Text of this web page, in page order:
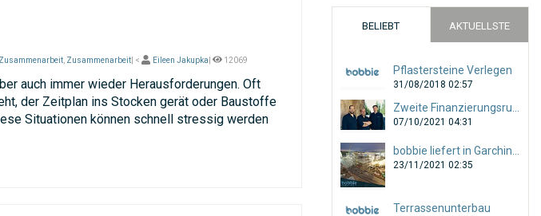
Zusammenarbeit Zusammenarbeit | < Eileen Jakupka 12069
auch immer wieder Herausforderungen. Oft
der Zeitplan ins Stocken gerät oder Baustoffe
Situationen können schnell stressig werden
BELIEBT
Pflastersteine Verlegen
31/08/2018 02:57
Zweite Finanzierungsrunde mit 7-stelliger Summe abgeschlossen!
07/10/2021 04:31
23/11/2021 02:35
Terrassenunterbau
AKTUELLSTE